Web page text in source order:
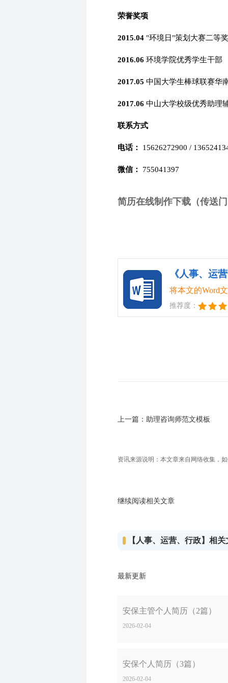
荣誉奖项
2015.04 "环境日"策划大赛二等奖
2016.06 环境学院优秀学生干部
2017.05 中国大学生棒球联赛华
2017.06 中山大学校级优秀助理
联系方式
电话： 15626272900 /
微信： 755041397
简历在线制作下载（传送
《人事、运
将本文的Word
推荐度：
上一篇： 助理咨询师范文模板
资讯来源说明：本文章来自网络收集，
继续阅读相关文章
【人事、运营、行政】相
最新更新
安保主管个人简历（2篇）
2026-02-04
安保个人简历（3篇）
2026-02-04